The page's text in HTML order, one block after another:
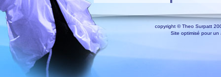
copyright © Theo Surpatt
Site optimisé pour